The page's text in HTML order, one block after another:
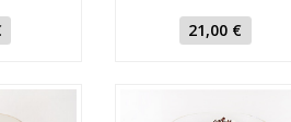
21,00 €